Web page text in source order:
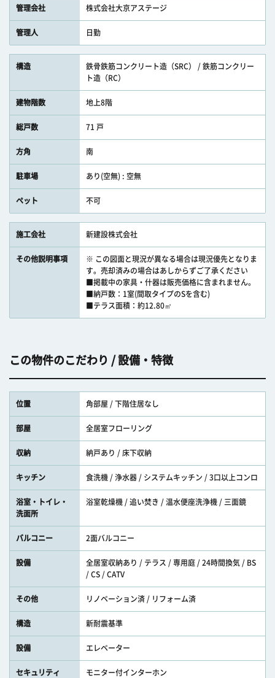
管理会社 株式会社大京アステージ
管理人 日勤
構造
鉄骨鉄筋コンクリート造（SRC） / 鉄筋コンクリー
ト造（RC）
建物階数 地上8階
総戸数 71 戸
方角 南
駐車場 あり(空無) : 空無
ペット 不可
施工会社 新建設株式会社
その他説明事項
※ この図面と現況が異なる場合は現況優先となりま
す。売却済みの場合はあしからずご了承ください
■掲載中の家具・什器は販売価格に含まれません。
■納戸数：1室(間取タイプのSを含む)
■テラス面積：約12.80㎡
この物件のこだわり / 設備・特徴
位置 角部屋 / 下階住居なし
部屋 全居室フローリング
収納 納戸あり / 床下収納
キッチン 食洗機 / 浄水器 / システムキッチン / 3口以上コンロ
浴室・トイレ・
洗面所
浴室乾燥機 / 追い焚き / 温水便座洗浄機 / 三面鏡
バルコニー 2面バルコニー
設備
全居室収納あり / テラス / 専用庭 / 24時間換気 / BS
/ CS / CATV
その他 リノベーション済 / リフォーム済
構造 新耐震基準
設備 エレベーター
セキュリティ モニター付インターホン